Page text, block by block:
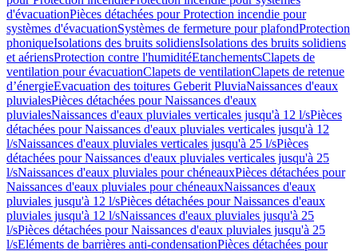
d'évacuationPièces détachées pour Protection incendie pour
systèmes d'évacuationSystèmes de fermeture pour plafondProtection
phoniqueIsolations des bruits solidiensIsolations des bruits solidiens
et aériensProtection contre l'humiditéEtanchementsClapets de
ventilation pour évacuationClapets de ventilationClapets de retenue
d’énergieEvacuation des toitures Geberit PluviaNaissances d'eaux
pluvialesPièces détachées pour Naissances d'eaux
pluvialesNaissances d'eaux pluviales verticales jusqu'à 12 l/sPièces
détachées pour Naissances d'eaux pluviales verticales jusqu'à 12
l/sNaissances d'eaux pluviales verticales jusqu'à 25 l/sPièces
détachées pour Naissances d'eaux pluviales verticales jusqu'à 25
l/sNaissances d'eaux pluviales pour chéneauxPièces détachées pour
Naissances d'eaux pluviales pour chéneauxNaissances d'eaux
pluviales jusqu'à 12 l/sPièces détachées pour Naissances d'eaux
pluviales jusqu'à 12 l/sNaissances d'eaux pluviales jusqu'à 25
l/sPièces détachées pour Naissances d'eaux pluviales jusqu'à 25
l/sEléments de barrières anti-condensationPièces détachées pour